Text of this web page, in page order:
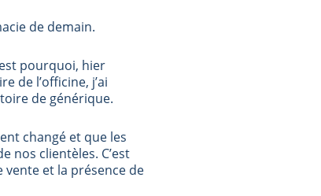
de demain.
pourquoi, hier
de l’officine, j’ai
de générique.
changé et que les
nos clientèles. C’est
et la présence de